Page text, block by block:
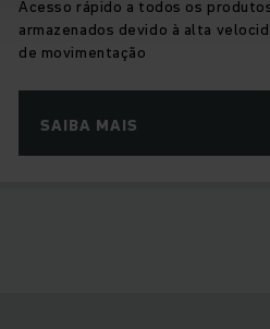
Acesso rápido a todos os
armazenados devido à alta
de movimentação
SAIBA MAIS